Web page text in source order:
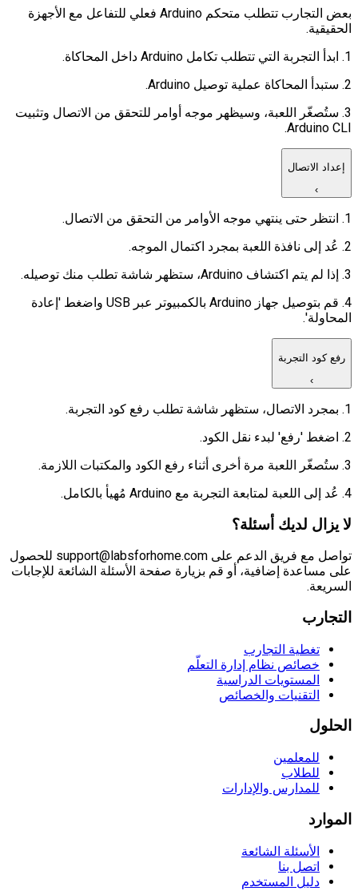
بعض التجارب تتطلب متحكم Arduino فعلي للتفاعل مع الأجهزة
الحقيقية.
1. ابدأ التجربة التي تتطلب تكامل Arduino داخل المحاكاة.
2. ستبدأ المحاكاة عملية توصيل Arduino.
3. ستُصغّر اللعبة، وسيظهر موجه أوامر للتحقق من الاتصال وتثبيت
Arduino CLI.
إعداد الاتصال
›
1. انتظر حتى ينتهي موجه الأوامر من التحقق من الاتصال.
2. عُد إلى نافذة اللعبة بمجرد اكتمال الموجه.
3. إذا لم يتم اكتشاف Arduino، ستظهر شاشة تطلب منك توصيله.
4. قم بتوصيل جهاز Arduino بالكمبيوتر عبر USB واضغط 'إعادة
المحاولة'.
رفع كود التجربة
›
1. بمجرد الاتصال، ستظهر شاشة تطلب رفع كود التجربة.
2. اضغط 'رفع' لبدء نقل الكود.
3. ستُصغّر اللعبة مرة أخرى أثناء رفع الكود والمكتبات اللازمة.
4. عُد إلى اللعبة لمتابعة التجربة مع Arduino مُهيأ بالكامل.
لا يزال لديك أسئلة؟
تواصل مع فريق الدعم على support@labsforhome.com للحصول
على مساعدة إضافية، أو قم بزيارة صفحة الأسئلة الشائعة للإجابات
السريعة.
التجارب
تغطية التجارب
خصائص نظام إدارة التعلّم
المستويات الدراسية
التقنيات والخصائص
الحلول
للمعلمين
للطلاب
للمدارس والإدارات
الموارد
الأسئلة الشائعة
اتصل بنا
دليل المستخدم